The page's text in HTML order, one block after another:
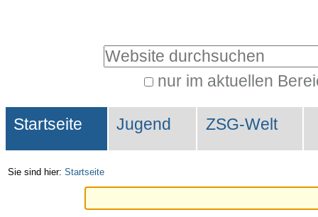
Direkt
zur
Navigation
Website durchsuchen
nur im aktuellen
Suche…
Sektionen
Startseite Jugend ZSG-Welt
Sie sind hier: Startseite